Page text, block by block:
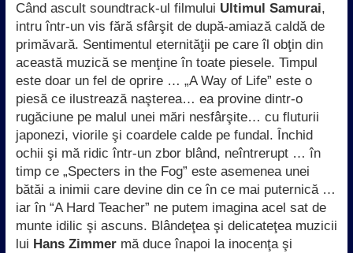
Când ascult soundtrack-ul filmului Ultimul Samurai,
intru într-un vis fără sfârşit de după-amiază caldă de
primăvară. Sentimentul eternităţii pe care îl obţin din
această muzică se menţine în toate piesele. Timpul
este doar un fel de oprire … „A Way of Life” este o
piesă ce ilustrează naşterea… ea provine dintr-o
rugăciune pe malul unei mări nesfârşite… cu fluturii
japonezi, viorile şi coardele calde pe fundal. Închid
ochii şi mă ridic într-un zbor blând, neîntrerupt … în
timp ce „Specters in the Fog” este asemenea unei
bătăi a inimii care devine din ce în ce mai puternică …
iar în “A Hard Teacher” ne putem imagina acel sat de
munte idilic şi ascuns. Blândeţea şi delicateţea muzicii
lui Hans Zimmermă duce înapoi la inocenţa şi